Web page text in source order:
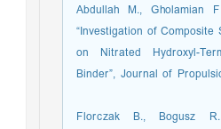
14. Abdullah M.,
“Investigation of
on Nitrated Hydroxyl-
Binder”, Journal of
15. Florczak B., Bogusz